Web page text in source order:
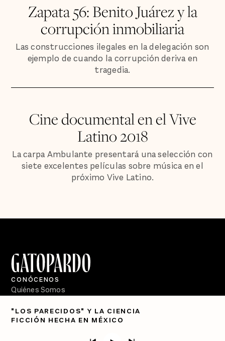
Zapata 56: Benito Juárez y la
corrupción inmobiliaria
Las construcciones ilegales en la delegación son
ejemplo de cuando la corrupción deriva en
tragedia.
Cine documental en el Vive
Latino 2018
La carpa Ambulante presentará una selección con
siete excelentes películas sobre música en el
próximo Vive Latino.
"LOS PARECIDOS" Y LA CIENCIA
FICCIÓN HECHA EN MÉXICO
CONÓCENOS
Quiénes Somos
PÓDCASTS